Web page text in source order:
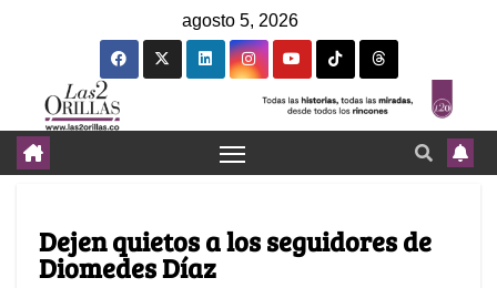
agosto 5, 2026
Dejen quietos a los seguidores de
Diomedes Díaz